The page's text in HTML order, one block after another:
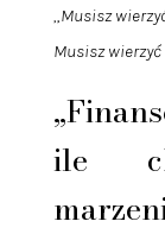
„Musisz
Musisz
ile